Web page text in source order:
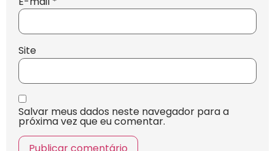
Site
Salvar meus dados neste navegador para a
próxima vez que eu comentar.